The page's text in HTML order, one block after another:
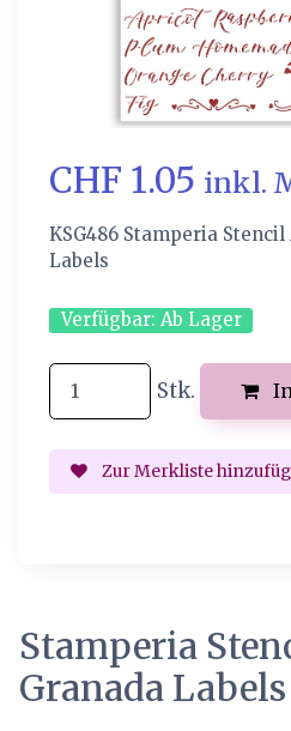
CHF 1.05 inkl.
KSG486 Stamperia Stencil
Labels
Verfügbar: Ab Lager
Stk.
Zur Merkliste
Stamperia
Granada Labels